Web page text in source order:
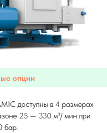
опции
доступны в 4 размерах
25 — 330 м³/ мин при
бар.